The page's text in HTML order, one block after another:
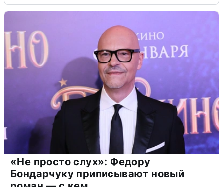
«Не просто слух»: Федору
Бондарчуку приписывают новый